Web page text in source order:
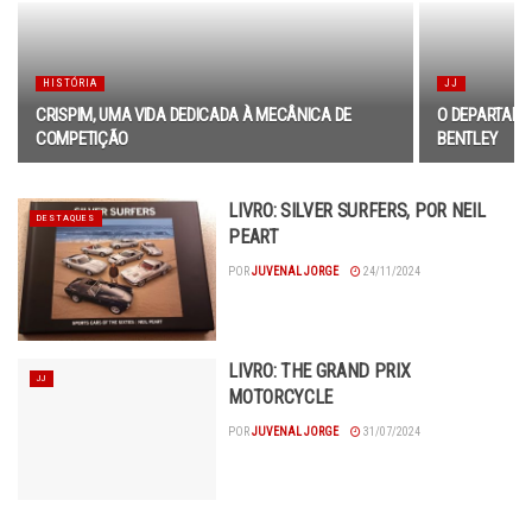
HISTÓRIA
CRISPIM, UMA VIDA DEDICADA À MECÂNICA DE
COMPETIÇÃO
JJ
O
BENTLEY
DESTAQUES
LIVRO: SILVER SURFERS, POR NEIL
PEART
PORJUVENAL JORGE 24/11/2024
JJ
LIVRO: THE GRAND PRIX
MOTORCYCLE
PORJUVENAL JORGE 31/07/2024